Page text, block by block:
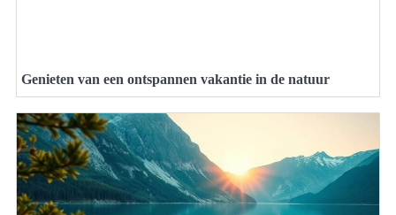
Genieten van een ontspannen vakantie in de natuur